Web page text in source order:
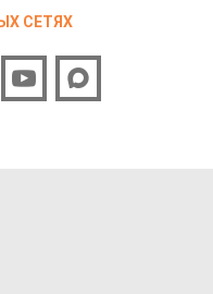
СЕТЯХ